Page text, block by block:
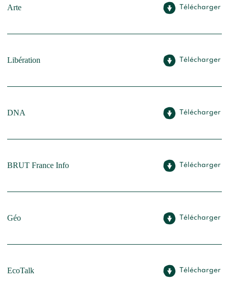
Arte Télécharger
Libération Télécharger
DNA Télécharger
BRUT France Info Télécharger
Géo Télécharger
EcoTalk Télécharger